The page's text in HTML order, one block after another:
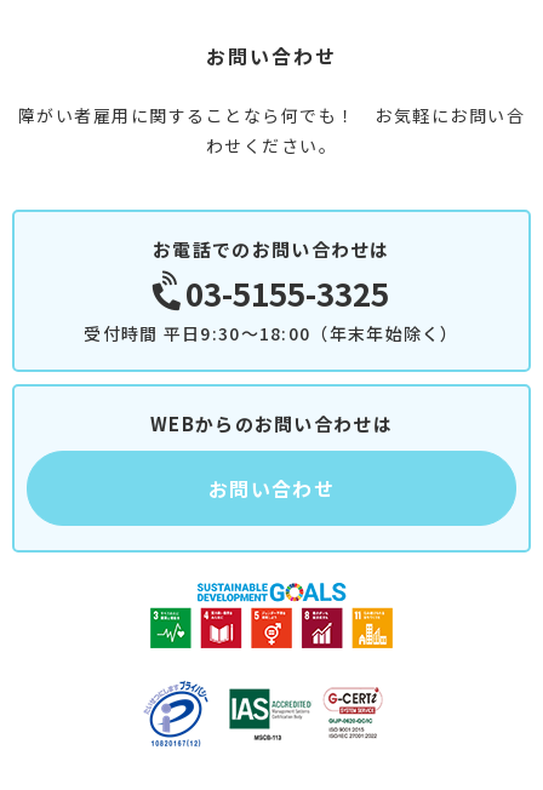
お問い合わせ
障がい者雇用に関することなら何でも！ お気軽にお問い合
わせください。
お電話でのお問い合わせは
03-5155-3325
受付時間 平日9:30～18:00（年末年始除く）
WEBからのお問い合わせは
お問い合わせ